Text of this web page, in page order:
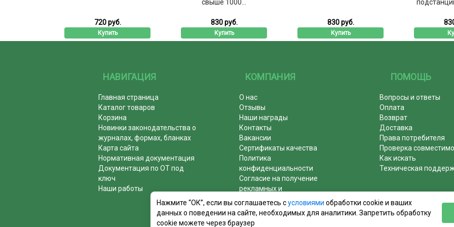
720 руб.
Купить
свыше 1000...
830 руб.
Купить
830 руб.
Купить
НАВИГАЦИЯ
Главная страница
Каталог товаров
Корзина
Новинки законодательства о
журналах, формах, бланках
Карта сайта
Нормативная документация
Документация по ОТ под
ключ
Наши работы
КОМПАНИЯ
О нас
Отзывы
Наши награды
Контакты
Вакансии
Сертификаты качества
Политика
конфиденциальности
Согласие на получение
рекламных и
информационных рассылок
Почему журналы покупают у
ПОМОЩЬ
Вопросы и ответы
Оплата
Возврат
Доставка
Права потребителя
Проверка
Как искать
Техническая
Нажмите “ОК”, если вы соглашаетесь сусловиями обработки cookie и ваших
данных о поведении на сайте, необходимых для аналитики. Запретить обработку
cookie можете через браузер